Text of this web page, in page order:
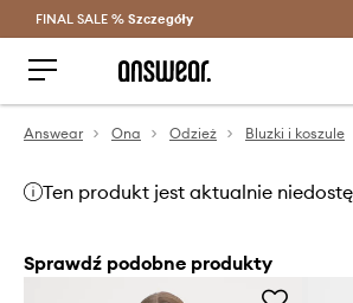
Oszczędzaj z Answear Club >
FINAL SALE % Szczegóły
Answear Ona Odzież Bluzki i koszule
Ten produkt jest aktualnie
Sprawdź podobne produkty